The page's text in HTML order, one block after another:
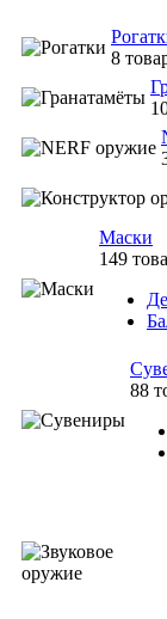
8
Маски
149
88